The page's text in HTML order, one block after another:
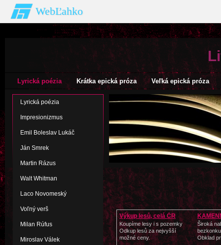
WebĽahko
Lyrická poézia Krátka epická próza Veľká epická próza
Lyrická poézia
Impresionizmus
Emil Boleslav Lukáč
Ján Smrek
Martin Rázus
Walt Whitman
Laco Novomeský
Voľný verš
Milan Rúfus
Miroslav Válek
Výkup lesů, celá ČR
Koupíme lesy i s pozemky
Odkup lesů za nejvyšší
možné ceny.
Široká
Obklad